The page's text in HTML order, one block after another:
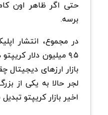
حتی اگر ظاهر اون
برسه.
در مجموع، انتشار
۹.۵ میلیون دلار
بازار ارزهای
لجر حالا به یکی از
اخیر بازار کریپتو